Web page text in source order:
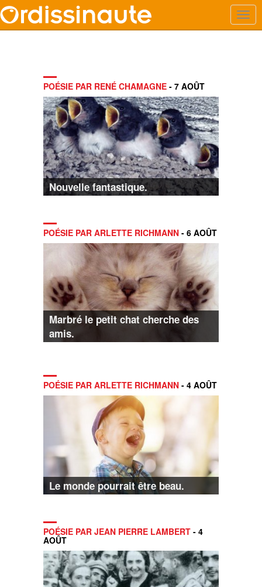
POÉSIE PAR RENÉ CHAMAGNE - 7 AOÛT
Nouvelle fantastique.
POÉSIE PAR ARLETTE RICHMANN - 6 AOÛT
Marbré le petit chat cherche des
amis.
POÉSIE PAR ARLETTE RICHMANN - 4 AOÛT
Le monde pourrait être beau.
POÉSIE PAR JEAN PIERRE LAMBERT - 4
AOÛT